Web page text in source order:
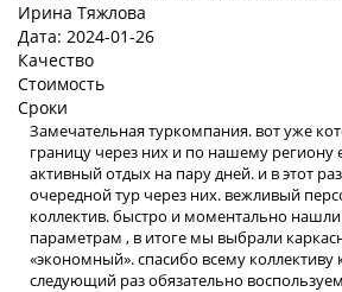
Ирина Тяжлова
Дата: 2024-01-26
Качество
Стоимость
Сроки
Замечательная туркомпания. вот уже
границу через них и по нашему
активный отдых на пару дней. и в этот
очередной тур через них. вежливый
коллектив. быстро и моментально
параметрам , в итоге мы выбрали
«экономный». спасибо всему коллективу
следующий раз обязательно